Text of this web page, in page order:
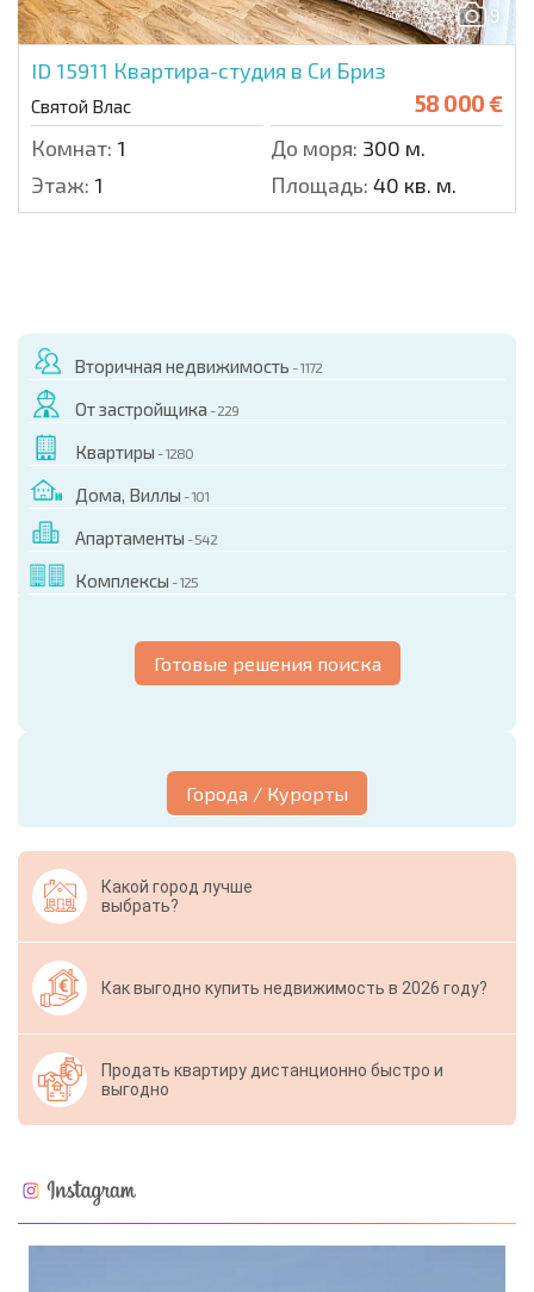
9
ID 15911 Квартира-студия в Си Бриз
Святой Влас 58 000 €
Комнат: 1 До моря: 300 м.
Этаж: 1 Площадь: 40 кв. м.
Вторичная недвижимость - 1172
От застройщика - 229
Квартиры - 1280
Дома, Виллы - 101
Апартаменты - 542
Комплексы - 125
Готовые решения поиска
Города / Курорты
Какой город лучше
выбрать?
Как выгодно купить недвижимость в 2026 году?
Продать квартиру дистанционно быстро и
выгодно